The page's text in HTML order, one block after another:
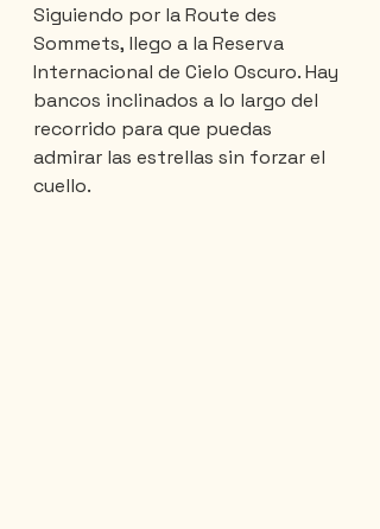
Siguiendo por la Route des
Sommets, llego a la Reserva
Internacional de Cielo Oscuro. Hay
bancos inclinados a lo largo del
recorrido para que puedas
admirar las estrellas sin forzar el
cuello.